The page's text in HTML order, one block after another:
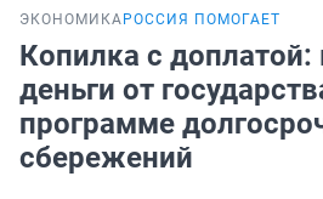
ЭКОНОМИКА РОССИЯ ПОМОГАЕТ
Копилка с доплатой:
деньги от
программе
сбережений